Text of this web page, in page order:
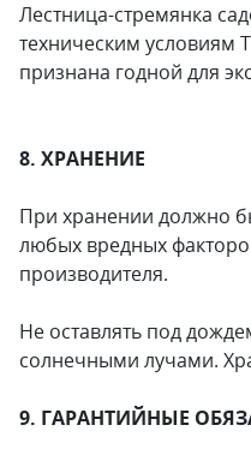
Лестница-стремянка
техническим условиям
признана годной для
8. ХРАНЕНИЕ
При хранении должно
любых вредных
производителя.
Не оставлять под
солнечными лучами.
9. ГАРАНТИЙНЫЕ